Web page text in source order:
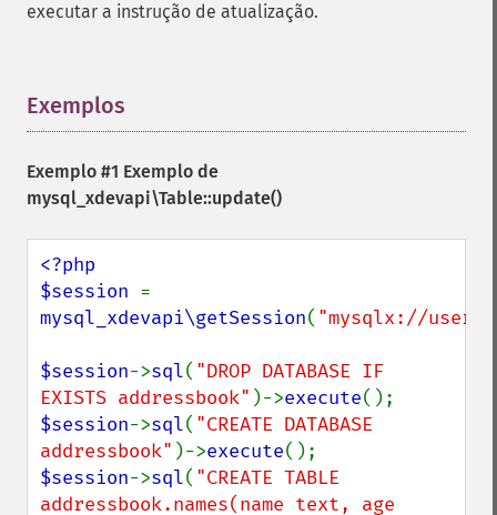
executar a instrução de atualização.
Exemplos
Exemplo #1 Exemplo de
mysql_xdevapi\Table::update()
<?php
$session
mysql_xdevapi\getSession( "mysqlx://
$session->sql( "DROP DATABASE IF
EXISTS addressbook" )->execute
$session->sql( "CREATE DATABASE
addressbook" )->execute
$session->sql( "CREATE TABLE
addressbook.names(name text, age